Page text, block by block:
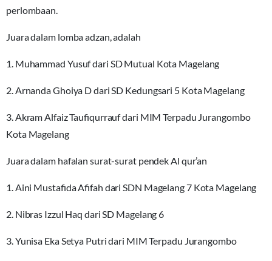
perlombaan.
Juara dalam lomba adzan, adalah
1. Muhammad Yusuf dari SD Mutual Kota Magelang
2. Arnanda Ghoiya D dari SD Kedungsari 5 Kota Magelang
3. Akram Alfaiz Taufiqurrauf dari MIM Terpadu Jurangombo
Kota Magelang
Juara dalam hafalan surat-surat pendek Al qur’an
1. Aini Mustafida Afifah dari SDN Magelang 7 Kota Magelang
2. Nibras Izzul Haq dari SD Magelang 6
3. Yunisa Eka Setya Putri dari MIM Terpadu Jurangombo